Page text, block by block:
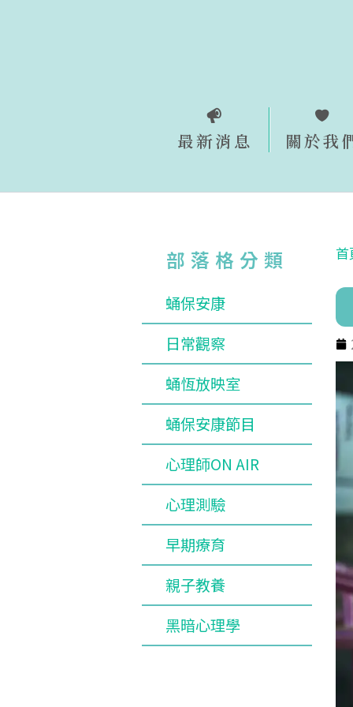
最新消息 關於我
部落格分類
蛹保安康
日常觀察
蛹恆放映室
蛹保安康節目
心理師ON AIR
心理測驗
早期療育
親子教養
黑暗心理學
首